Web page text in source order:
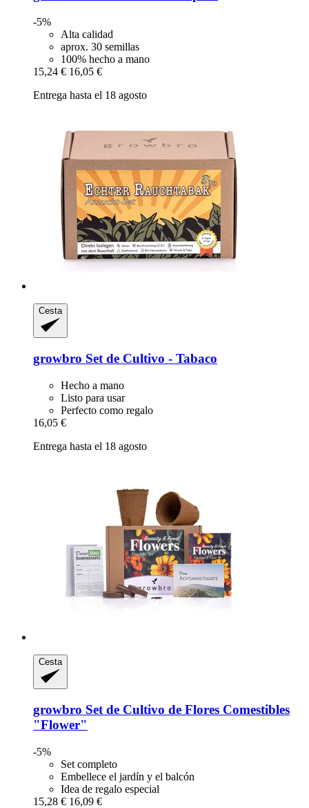
-5%
Alta calidad
aprox. 30 semillas
100% hecho a mano
15,24 € 16,05 €
Entrega hasta el 18 agosto
Cesta
growbro Set de Cultivo -​ Tabaco
Hecho a mano
Listo para usar
Perfecto como regalo
16,05 €
Entrega hasta el 18 agosto
Cesta
growbro Set de Cultivo de Flores Comestibles
"Flower"
-5%
Set completo
Embellece el jardín y el balcón
Idea de regalo especial
15,28 € 16,09 €